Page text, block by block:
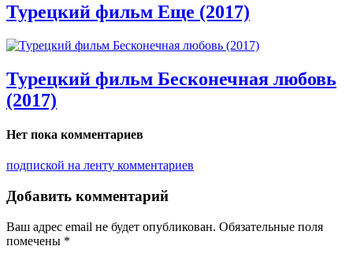
Турецкий фильм Еще (2017)
Турецкий фильм Бесконечная любовь
(2017)
Нет пока комментариев
подпиской на ленту комментариев
Добавить комментарий
Ваш адрес email не будет опубликован. Обязательные поля
помечены *